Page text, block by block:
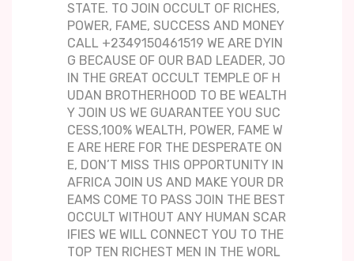
STATE. TO JOIN OCCULT OF RICHES,
POWER, FAME, SUCCESS AND MONEY
CALL +2349150461519 WE ARE DYIN
G BECAUSE OF OUR BAD LEADER, JO
IN THE GREAT OCCULT TEMPLE OF H
UDAN BROTHERHOOD TO BE WEALTH
Y JOIN US WE GUARANTEE YOU SUC
CESS,100% WEALTH, POWER, FAME W
E ARE HERE FOR THE DESPERATE ON
E, DON’T MISS THIS OPPORTUNITY IN
AFRICA JOIN US AND MAKE YOUR DR
EAMS COME TO PASS JOIN THE BEST
OCCULT WITHOUT ANY HUMAN SCAR
IFIES WE WILL CONNECT YOU TO THE
TOP TEN RICHEST MEN IN THE WORL